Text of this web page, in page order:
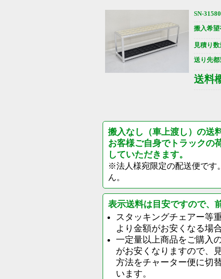
SN-31580
搬入希望
見積り数
送り先都
送料
搬入なし（車上渡し）の送
お客様ご自身でトラックの
していただきます。
※法人様宛限定の配送便です
ん。
表示送料は目安ですので、
スタッキングチェアー等
より金額がお安くなる場
一定量以上商品をご購入
がお安くなりますので、
方法をチャーター便に切
います。